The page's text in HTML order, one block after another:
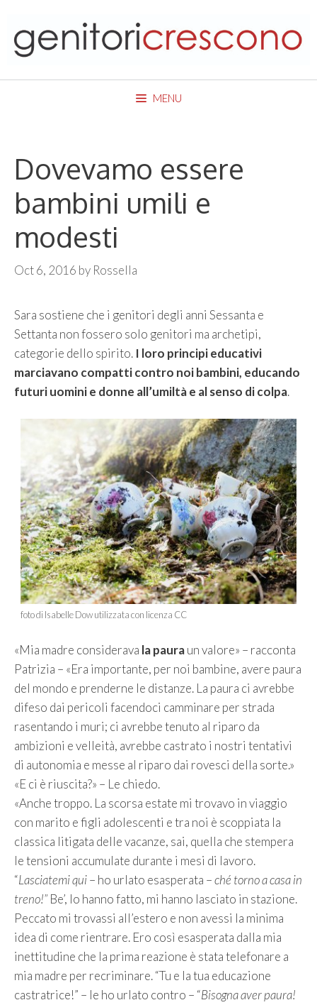
content
MENU
Dovevamo essere
bambini umili e
modesti
Oct 6, 2016 by Rossella
Sara sostiene che i genitori degli anni Sessanta e
Settanta non fossero solo genitori ma archetipi,
categorie dello spirito. I loro principi educativi
marciavano compatti contro noi bambini, educando
futuri uomini e donne all’umiltà e al senso di colpa.
foto di Isabelle Dow utilizzata con licenza CC
«Mia madre considerava la pauraun valore» – racconta
Patrizia – «Era importante, per noi bambine, avere paura
del mondo e prenderne le distanze. La paura ci avrebbe
difeso dai pericoli facendoci camminare per strada
rasentando i muri; ci avrebbe tenuto al riparo da
ambizioni e velleità, avrebbe castrato i nostri tentativi
di autonomia e messe al riparo dai rovesci della sorte.»
«E ci è riuscita?» – Le chiedo.
«Anche troppo. La scorsa estate mi trovavo in viaggio
con marito e figli adolescenti e tra noi è scoppiata la
classica litigata delle vacanze, sai, quella che stempera
le tensioni accumulate durante i mesi di lavoro.
“Lasciatemi qui– ho urlato esasperata –ché torno a casa in
treno!”Be’, lo hanno fatto, mi hanno lasciato in stazione.
Peccato mi trovassi all’estero e non avessi la minima
idea di come rientrare. Ero così esasperata dalla mia
inettitudine che la prima reazione è stata telefonare a
mia madre per recriminare. “Tu e la tua educazione
castratrice!” – le ho urlato contro – “Bisogna aver paura!